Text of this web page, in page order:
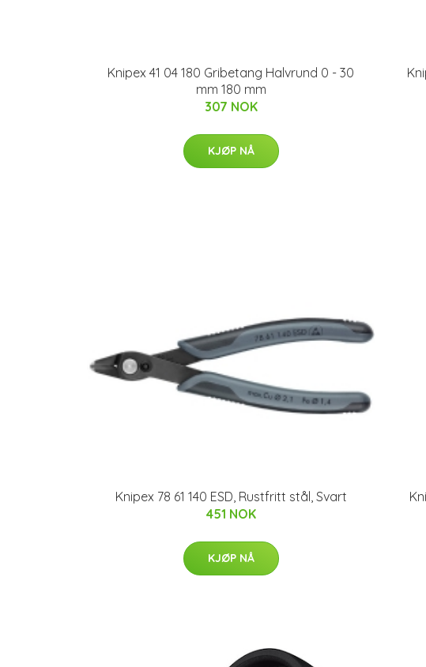
Knipex 41 04 180 Gribetang Halvrund 0 - 30
mm 180 mm
307 NOK
KJØP NÅ
Knipex 78 61 140 ESD, Rustfritt stål, Svart
451 NOK
KJØP NÅ